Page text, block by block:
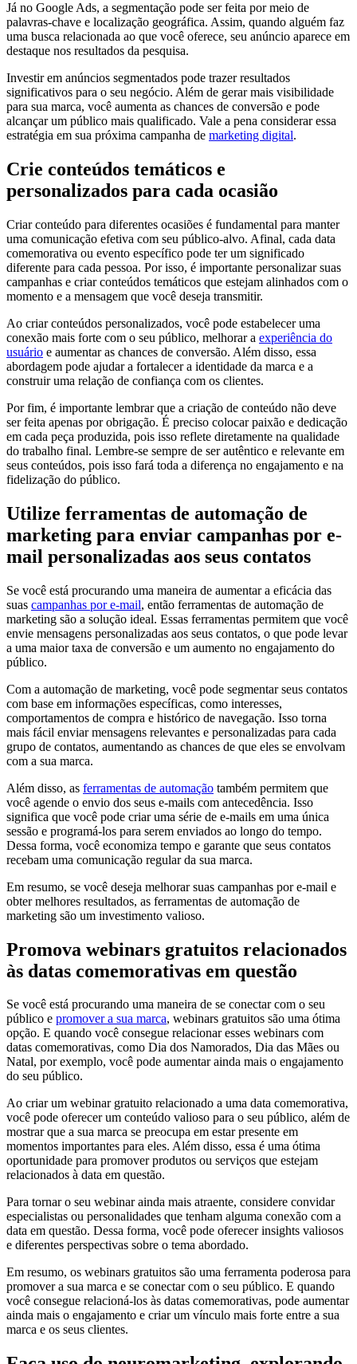
Já no Google Ads, a segmentação pode ser feita por meio de
palavras-chave e localização geográfica. Assim, quando alguém faz
uma busca relacionada ao que você oferece, seu anúncio aparece em
destaque nos resultados da pesquisa.
Investir em anúncios segmentados pode trazer resultados
significativos para o seu negócio. Além de gerar mais visibilidade
para sua marca, você aumenta as chances de conversão e pode
alcançar um público mais qualificado. Vale a pena considerar essa
estratégia em sua próxima campanha de marketing digital.
Crie conteúdos temáticos e
personalizados para cada ocasião
Criar conteúdo para diferentes ocasiões é fundamental para manter
uma comunicação efetiva com seu público-alvo. Afinal, cada data
comemorativa ou evento específico pode ter um significado
diferente para cada pessoa. Por isso, é importante personalizar suas
campanhas e criar conteúdos temáticos que estejam alinhados com o
momento e a mensagem que você deseja transmitir.
Ao criar conteúdos personalizados, você pode estabelecer uma
conexão mais forte com o seu público, melhorar a experiência do
usuário e aumentar as chances de conversão. Além disso, essa
abordagem pode ajudar a fortalecer a identidade da marca e a
construir uma relação de confiança com os clientes.
Por fim, é importante lembrar que a criação de conteúdo não deve
ser feita apenas por obrigação. É preciso colocar paixão e dedicação
em cada peça produzida, pois isso reflete diretamente na qualidade
do trabalho final. Lembre-se sempre de ser autêntico e relevante em
seus conteúdos, pois isso fará toda a diferença no engajamento e na
fidelização do público.
Utilize ferramentas de automação de
marketing para enviar campanhas por e-
mail personalizadas aos seus contatos
Se você está procurando uma maneira de aumentar a eficácia das
suas campanhas por e-mail, então ferramentas de automação de
marketing são a solução ideal. Essas ferramentas permitem que você
envie mensagens personalizadas aos seus contatos, o que pode levar
a uma maior taxa de conversão e um aumento no engajamento do
público.
Com a automação de marketing, você pode segmentar seus contatos
com base em informações específicas, como interesses,
comportamentos de compra e histórico de navegação. Isso torna
mais fácil enviar mensagens relevantes e personalizadas para cada
grupo de contatos, aumentando as chances de que eles se envolvam
com a sua marca.
Além disso, as ferramentas de automação também permitem que
você agende o envio dos seus e-mails com antecedência. Isso
significa que você pode criar uma série de e-mails em uma única
sessão e programá-los para serem enviados ao longo do tempo.
Dessa forma, você economiza tempo e garante que seus contatos
recebam uma comunicação regular da sua marca.
Em resumo, se você deseja melhorar suas campanhas por e-mail e
obter melhores resultados, as ferramentas de automação de
marketing são um investimento valioso.
Promova webinars gratuitos relacionados
às datas comemorativas em questão
Se você está procurando uma maneira de se conectar com o seu
público e promover a sua marca, webinars gratuitos são uma ótima
opção. E quando você consegue relacionar esses webinars com
datas comemorativas, como Dia dos Namorados, Dia das Mães ou
Natal, por exemplo, você pode aumentar ainda mais o engajamento
do seu público.
Ao criar um webinar gratuito relacionado a uma data comemorativa,
você pode oferecer um conteúdo valioso para o seu público, além de
mostrar que a sua marca se preocupa em estar presente em
momentos importantes para eles. Além disso, essa é uma ótima
oportunidade para promover produtos ou serviços que estejam
relacionados à data em questão.
Para tornar o seu webinar ainda mais atraente, considere convidar
especialistas ou personalidades que tenham alguma conexão com a
data em questão. Dessa forma, você pode oferecer insights valiosos
e diferentes perspectivas sobre o tema abordado.
Em resumo, os webinars gratuitos são uma ferramenta poderosa para
promover a sua marca e se conectar com o seu público. E quando
você consegue relacioná-los às datas comemorativas, pode aumentar
ainda mais o engajamento e criar um vínculo mais forte entre a sua
marca e os seus clientes.